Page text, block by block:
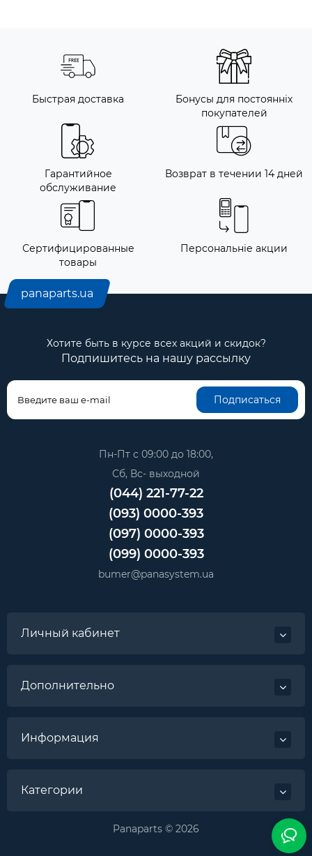
Быстрая доставка
Бонусы для постоянніх
покупателей
Гарантийное
обслуживание
Возврат в течении 14 дней
Сертифицированные
товары
Персональніе акции
panaparts.ua
Хотите быть в курсе всех акций и скидок?
Подпишитесь на нашу рассылку
Подписаться
Пн-Пт с 09:00 до 18:00,
Сб, Вс- выходной
(044) 221-77-22
(093) 0000-393
(097) 0000-393
(099) 0000-393
bumer@panasystem.ua
Личный кабинет
Дополнительно
Информация
Категории
Panaparts © 2026